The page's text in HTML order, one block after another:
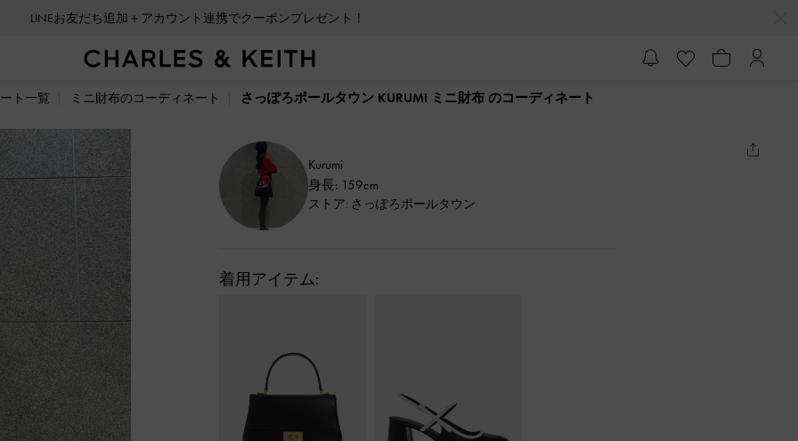
LINEお友だち追加＋アカウント連携でクーポンプレゼント！
ト一覧 ミニ財布のコーディネート さっぽろポールタウン KURUMI ミニ財布 のコーディネート
Kurumi
身長: 159cm
ストア: さっぽろポールタウン
着用アイテム: